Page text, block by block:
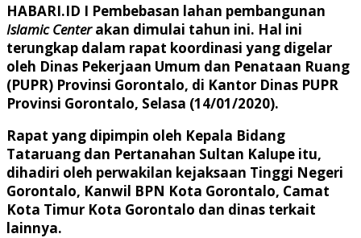
HABARI.ID I Pembebasan lahan pembangunan
Islamic Centerakan dimulai tahun ini. Hal ini
terungkap dalam rapat koordinasi yang digelar
oleh Dinas Pekerjaan Umum dan Penataan Ruang
(PUPR) Provinsi Gorontalo, di Kantor Dinas PUPR
Provinsi Gorontalo, Selasa (14/01/2020).
Rapat yang dipimpin oleh Kepala Bidang
Tataruang dan Pertanahan Sultan Kalupe itu,
dihadiri oleh perwakilan kejaksaan Tinggi Negeri
Gorontalo, Kanwil BPN Kota Gorontalo, Camat
Kota Timur Kota Gorontalo dan dinas terkait
lainnya.